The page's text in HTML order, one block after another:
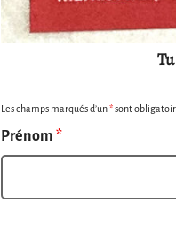
Les champs marqués d’un*sont
Prénom *